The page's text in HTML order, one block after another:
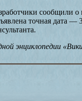
сообщили
точная дата —
энциклопедии